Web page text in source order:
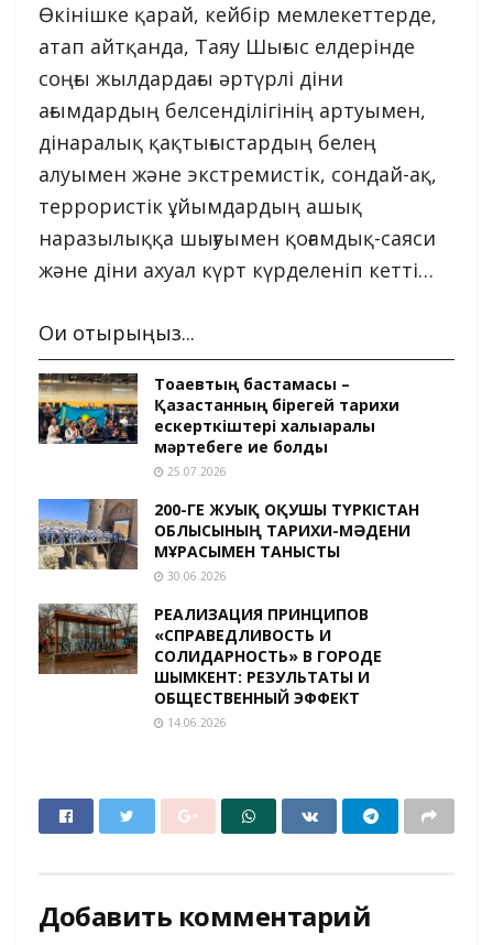
Өкінішке қарай, кейбір мемлекеттерде,
атап айтқанда, Таяу Шығыс елдерінде
соңғы жылдардағы әртүрлі діни
ағымдардың белсенділігінің артуымен,
дінаралық қақтығыстардың белең
алуымен және экстремистік, сондай-ақ,
террористік ұйымдардың ашық
наразылыққа шығуымен қоғамдық-саяси
және діни ахуал күрт күрделеніп кетті…
Оқи отырыңыз...
Тоқаевтың бастамасы –
Қазақстанның бірегей тарихи
ескерткіштері халықаралық
мәртебеге ие болды
25.07.2026
200-ГЕ ЖУЫҚ ОҚУШЫ ТҮРКІСТАН
ОБЛЫСЫНЫҢ ТАРИХИ-МӘДЕНИ
МҰРАСЫМЕН ТАНЫСТЫ
30.06.2026
РЕАЛИЗАЦИЯ ПРИНЦИПОВ
«СПРАВЕДЛИВОСТЬ И
СОЛИДАРНОСТЬ» В ГОРОДЕ
ШЫМКЕНТ: РЕЗУЛЬТАТЫ И
ОБЩЕСТВЕННЫЙ ЭФФЕКТ
14.06.2026
Добавить комментарий